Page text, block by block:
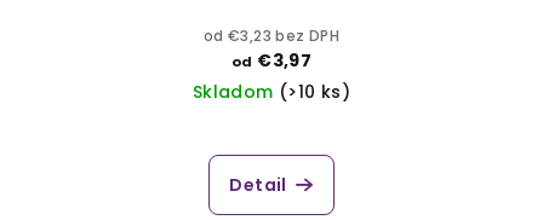
od €3,23 bez DPH
od €3,97
Skladom (>10 ks)
Detail